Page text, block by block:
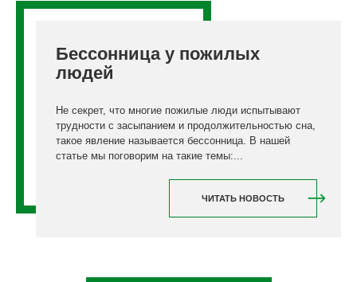
Бессонница у пожилых
людей
Не секрет, что многие пожилые люди испытывают
трудности с засыпанием и продолжительностью сна,
такое явление называется бессонница. В нашей
статье мы поговорим на такие темы:...
ЧИТАТЬ НОВОСТЬ